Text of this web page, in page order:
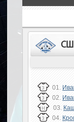
СШ
З 01.
З 02.
Н 03.
З 04.